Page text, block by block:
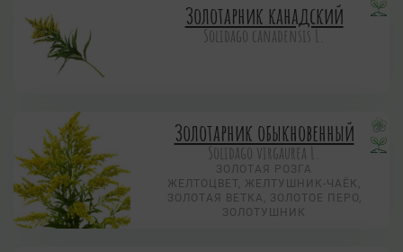
Золотарник канадский
Solidago canadensis L.
Золотарник обыкновенный
Solidago virgaurea L.
ЗОЛОТАЯ РОЗГА
ЖЕЛТОЦВЕТ, ЖЕЛТУШНИК-ЧАЁК,
ЗОЛОТАЯ ВЕТКА, ЗОЛОТОЕ ПЕРО,
ЗОЛОТУШНИК